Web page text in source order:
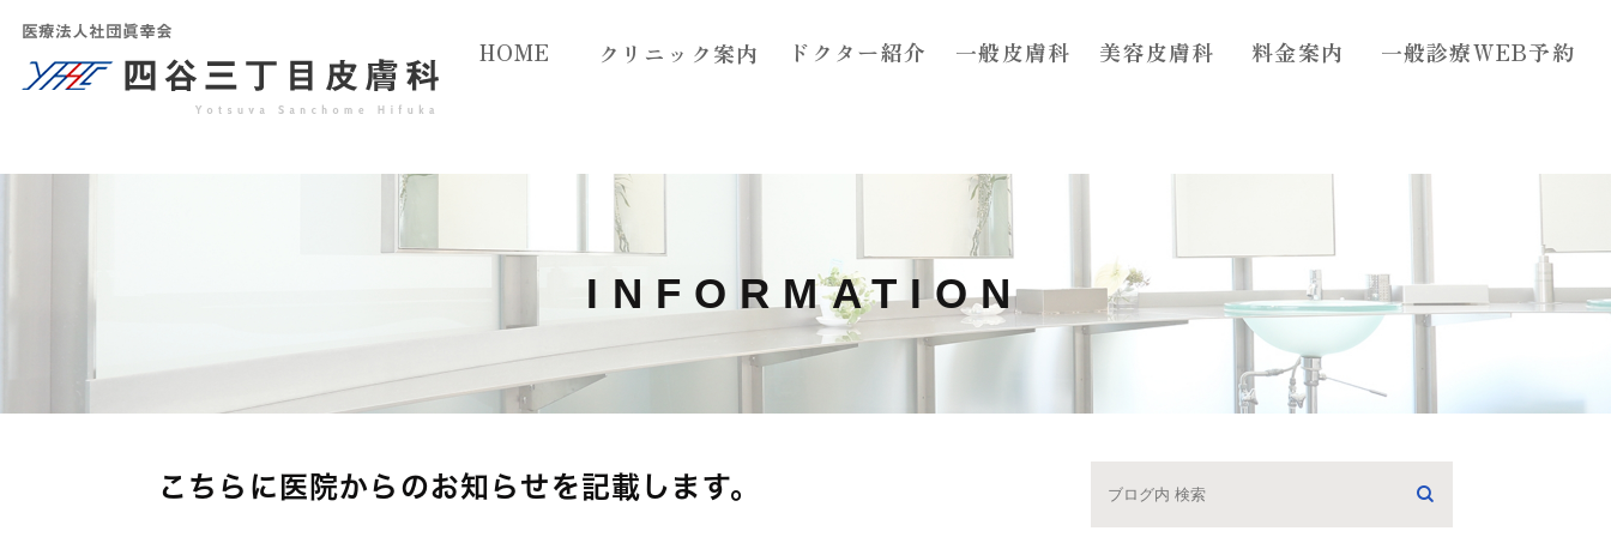
HOME クリニック案内
アクセス
診療案内
ドクター紹介 一般皮膚科 美容皮膚科 料金案内 一般診療WEB予約
INFORMATION
こちらに医院からのお知らせを記載します。